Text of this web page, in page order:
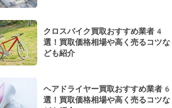
クロスバイク買取おすすめ業者4
選！買取価格相場や高く売るコツな
ども紹介
ヘアドライヤー買取おすすめ業者6
選！買取価格相場や高く売るコツな